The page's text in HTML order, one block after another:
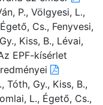
P., Völgyesi, L.,
Cs., Fenyvesi,
Kiss, B., Lévai,
EPF-kísérlet
Tóth, Gy., Kiss, B.,
L., Égető, Cs.,